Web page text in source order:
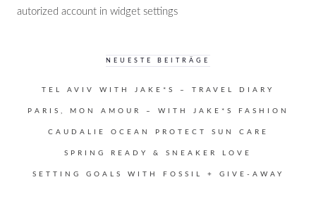
autorized account in widget settings
NEUESTE BEITRÄGE
TEL AVIV WITH JAKE*S – TRAVEL DIARY
PARIS, MON AMOUR – WITH JAKE*S FASHION
CAUDALIE OCEAN PROTECT SUN CARE
SPRING READY & SNEAKER LOVE
SETTING GOALS WITH FOSSIL + GIVE-AWAY